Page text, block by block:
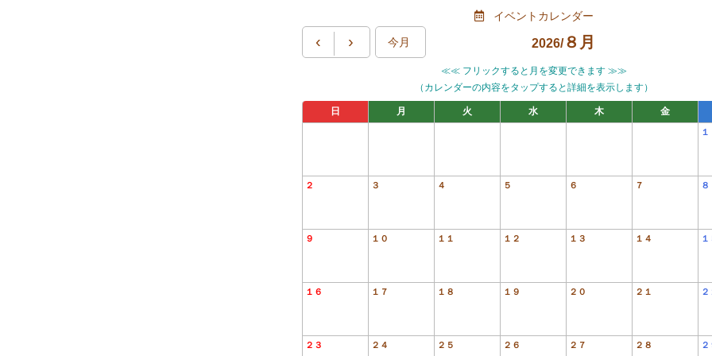
イベントカレンダー
‹ › 今月 2026/８月
≪≪ フリックすると月を変更できます ≫≫
（カレンダーの内容をタップすると詳細を表示します）
日 月 火 水 木 金
１
２ ３ ４ ５ ６ ７ ８
９ １０ １１ １２ １３ １４ １
１６ １７ １８ １９ ２０ ２１ ２
２３ ２４ ２５ ２６ ２７ ２８ ２